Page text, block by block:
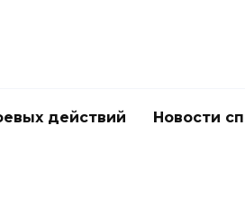
действий Новости